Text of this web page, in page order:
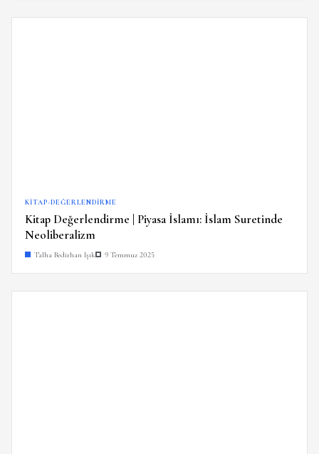
KITAP-DEĞERLENDIRME
Kitap Değerlendirme | Piyasa İslamı: İslam Suretinde
Neoliberalizm
Talha Bedirhan Işık 9 Temmuz 2025